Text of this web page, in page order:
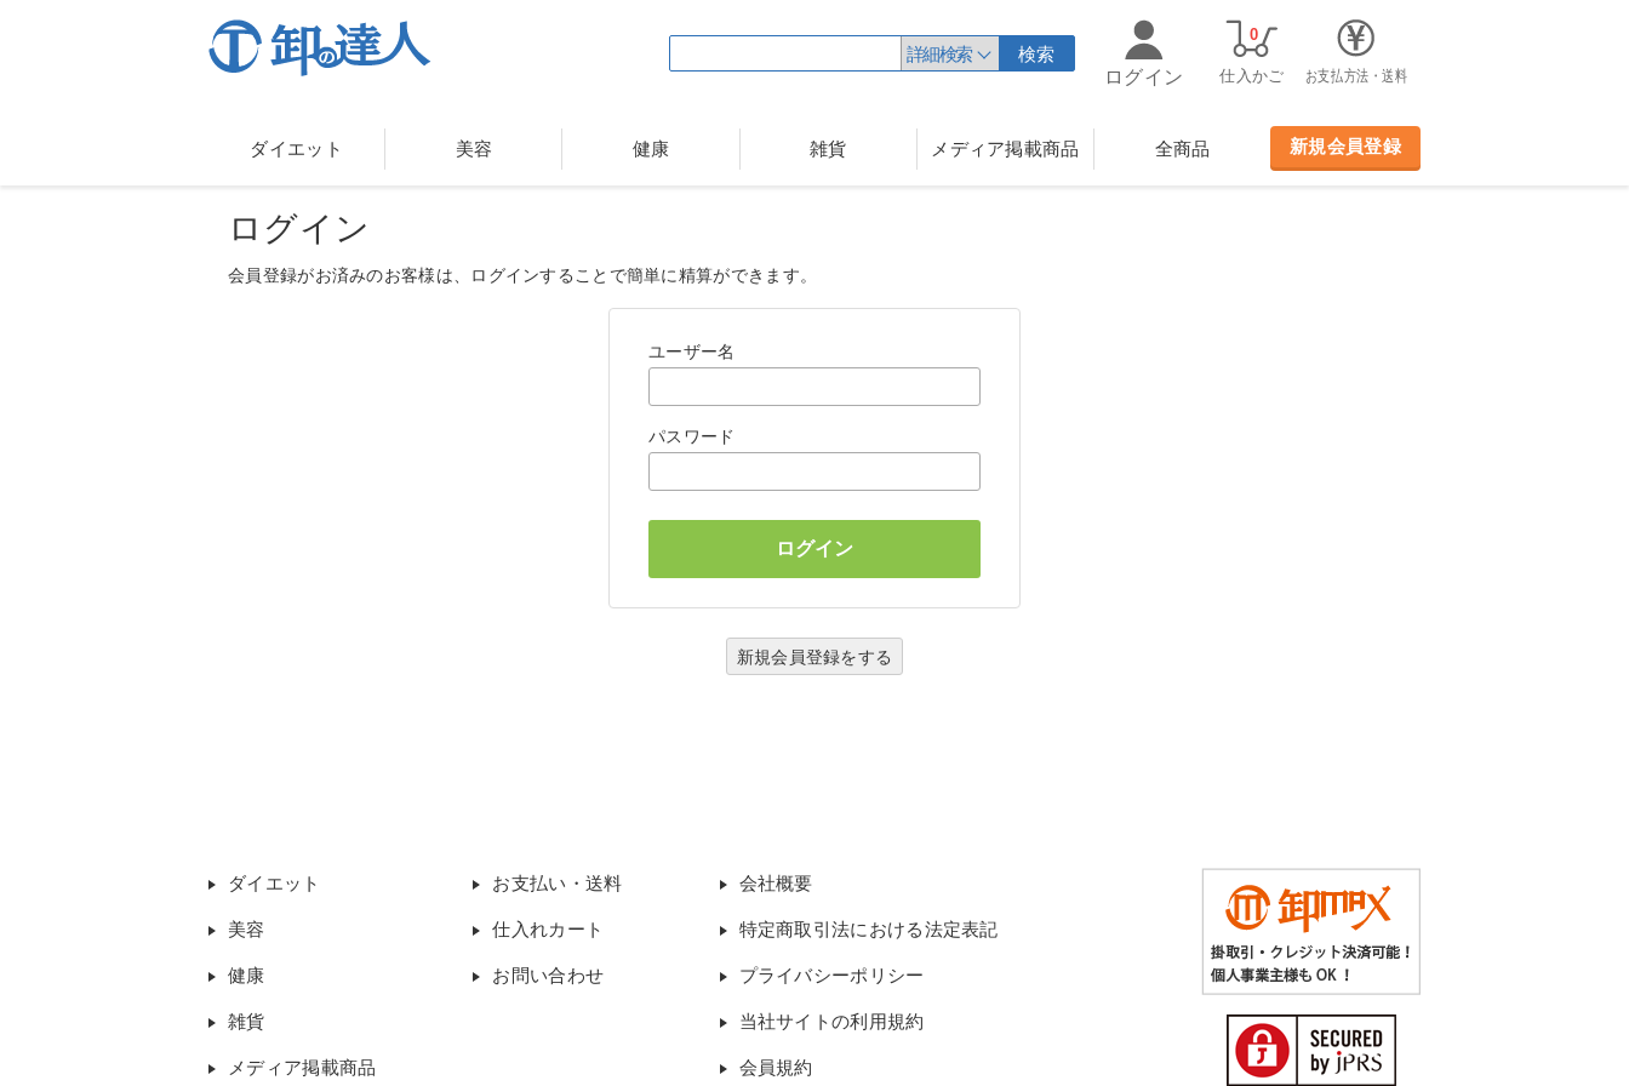
詳細検索
検索
ログイン
仕入かご
0
お支払方法・送料
ダイエット 美容 健康 雑貨 メディア掲載商品 全商品 新規会員登録
ログイン
会員登録がお済みのお客様は、ログインすることで簡単に精算ができます。
ユーザー名
パスワード
新規会員登録をする
ダイエット
美容
健康
雑貨
メディア掲載商品
お支払い・送料
仕入れカート
お問い合わせ
会社概要
特定商取引法における法定表記
プライバシーポリシー
当社サイトの利用規約
会員規約